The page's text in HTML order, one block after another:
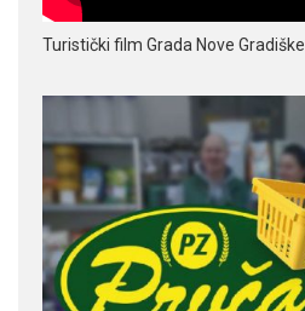
Turistički film Grada Nove Gradiške